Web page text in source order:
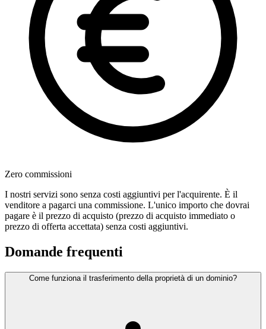
Zero commissioni
I nostri servizi sono senza costi aggiuntivi per l'acquirente. È il
venditore a pagarci una commissione. L'unico importo che dovrai
pagare è il prezzo di acquisto (prezzo di acquisto immediato o
prezzo di offerta accettata) senza costi aggiuntivi.
Domande frequenti
Come funziona il trasferimento della proprietà di un dominio?